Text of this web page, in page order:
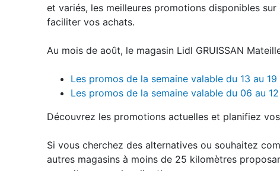
et variés, les meilleures promotions disponibles
faciliter vos achats.
Au mois de août, le magasin Lidl GRUISSAN
Les promos de la semaine valable du 13 au
Les promos de la semaine valable du 06 au
Découvrez les promotions actuelles et planifiez
Si vous cherchez des alternatives ou souhaitez
autres magasins à moins de 25 kilomètres